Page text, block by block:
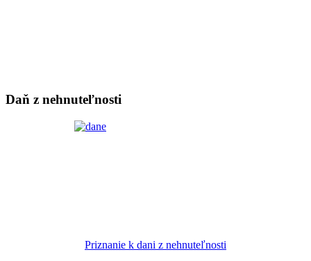
Daň z nehnuteľnosti
Priznanie k dani z nehnuteľnosti